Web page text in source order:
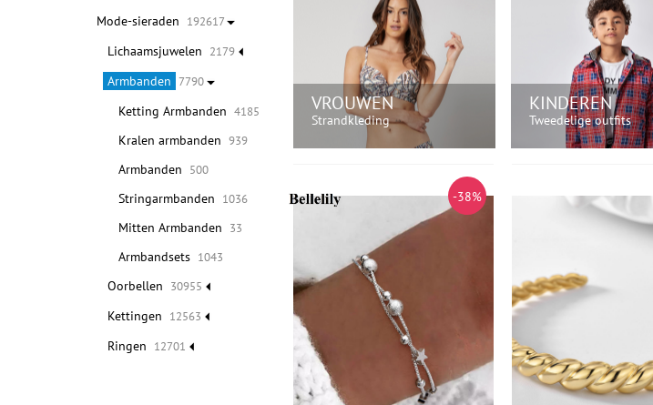
Mode-sieraden 192617
Lichaamsjuwelen 2179
Armbanden 7790
Ketting Armbanden 4185
Kralen armbanden 939
Armbanden 500
Stringarmbanden 1036
Mitten Armbanden 33
Armbandsets 1043
Oorbellen 30955
Kettingen 12563
Ringen 12701
VROUWEN
Strandkleding
KINDEREN
Tweedelige outfits
-38%